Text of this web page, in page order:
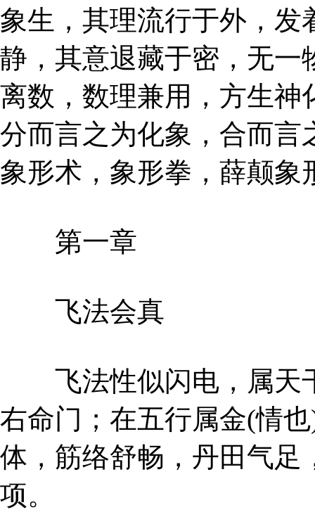
象生，其理流行于外，发
静，其意退藏于密，无一
离数，数理兼用，方生神
分而言之为化象，合而言
象形术，象形拳，薛颠象
第一章
飞法会真
飞法性似闪电，属天
右命门；在五行属金(情
体，筋络舒畅，丹田气足
项。